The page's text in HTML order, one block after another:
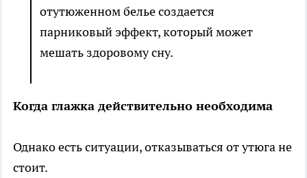
отутюженном белье создается
парниковый эффект, который может
мешать здоровому сну.
Когда глажка действительно необходима
Однако есть ситуации, отказываться от утюга не
стоит.